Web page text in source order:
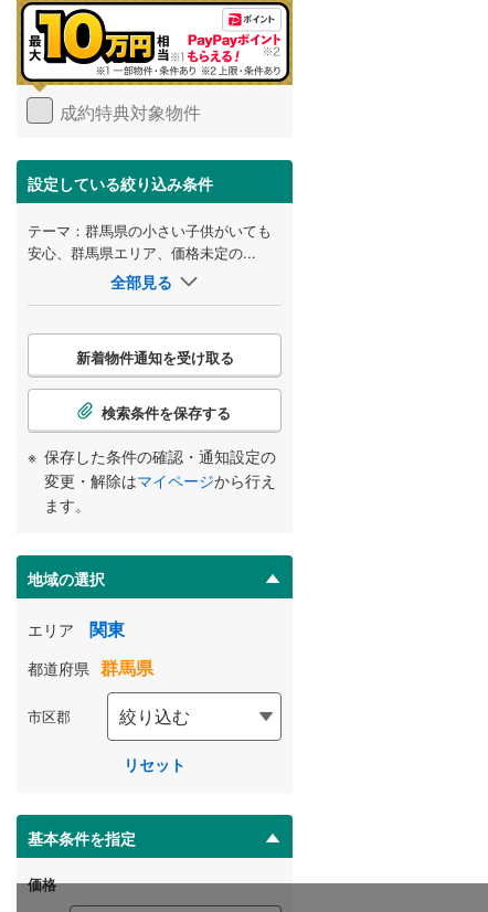
成約特典対象物件
設定している絞り込み条件
テーマ：群馬県の小さい子供がいても
安心、群馬県エリア、価格未定の...
全部見る
こ
検
条
件
を
受
け
取
・
件
ペ
ー
に
新着物件通知を受け取る
検索条件を保存する
保存した条件の確認・通知設定の
変更・解除はマイページから行え
ます。
地域の選択
エリア 関東
都道府県 群馬県
市区郡
リセット
基本条件を指定
価格